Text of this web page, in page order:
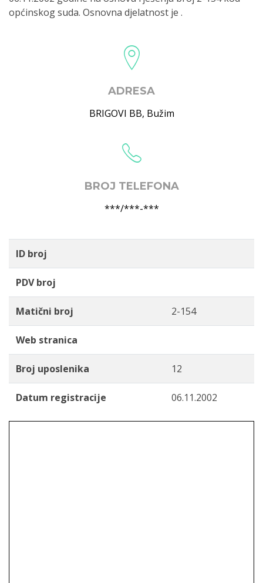
općinskog suda. Osnovna djelatnost je .
ADRESA
BRIGOVI BB, Bužim
BROJ TELEFONA
***/***-***
ID broj
PDV broj
Matični broj 2-154
Web stranica
Broj uposlenika 12
Datum registracije 06.11.2002